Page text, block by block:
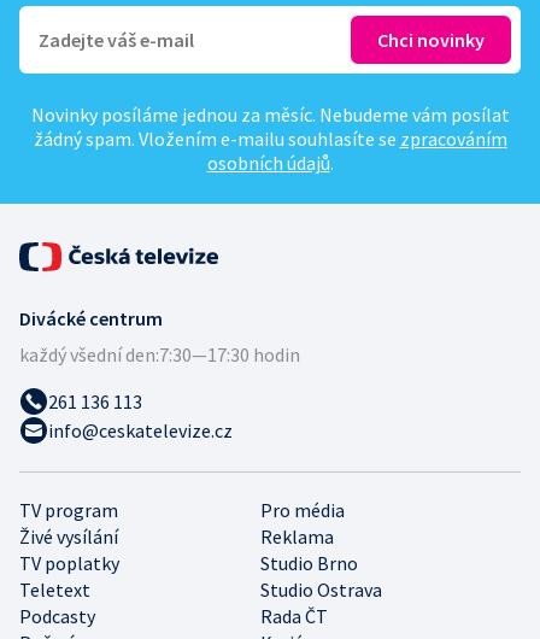
Novinky posíláme jednou za měsíc. Nebudeme vám posílat
žádný spam. Vložením e-mailu souhlasíte se zpracováním
osobních údajů.